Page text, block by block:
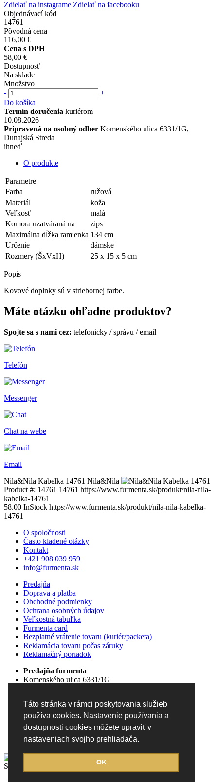
Táto stránka v rámci poskytovania služieb
používa cookies. Nastavenie používania a
dostupnosti cookies môžete upraviť v
nastaveniach svojho prehliadača.
OK
Zdielať na instagrame Zdielať na facebooku
Objednávací kód
14761
Pôvodná cena
116,00 €
Cena s DPH
58,00 €
Dostupnosť
Na sklade
Množstvo
-
+
Do košíka
Termín doručenia kuriérom
10.08.2026
Pripravená na osobný odber Komenského ulica 6331/1G,
Dunajská Streda
ihneď
O produkte
Parametre
Farba
ružová
Materiál
koža
Veľkosť
malá
Komora uzatváraná na
zips
Maximálna dĺžka ramienka 134 cm
Určenie
dámske
Rozmery (ŠxVxH)
25 x 15 x 5 cm
Popis
Kovové doplnky sú v striebornej farbe.
Máte otázku ohľadne produktov?
Spojte sa s nami cez: telefonicky /správu /email
Telefón
Messenger
Chat na webe
Email
Nila&Nila Kabelka 14761 Nila&Nila
Product #: 14761 14761 https://www.furmenta.sk/produkt/nila-nila-
kabelka-14761
58.00 InStock https://www.furmenta.sk/produkt/nila-nila-kabelka-
14761
O spoločnosti
Často kladené otázky
Kontakt
+421 908 039 959
info@furmenta.sk
Predajňa
Doprava a platba
Obchodné podmienky
Ochrana osobných údajov
Veľkostná tabuľka
Furmenta card
Bezplatné vrátenie tovaru (kuriér/packeta)
Reklamácia tovaru počas záruky
Reklamačný poriadok
Predajňa furmenta
Komenského ulica 6331/1G
09:00 - 18:00
Sobota
09:00 - 12:00
Nedeľa
zatvorené
Sledujte nás: